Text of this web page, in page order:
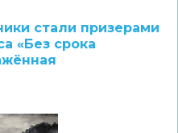
стали призерами
«Без срока